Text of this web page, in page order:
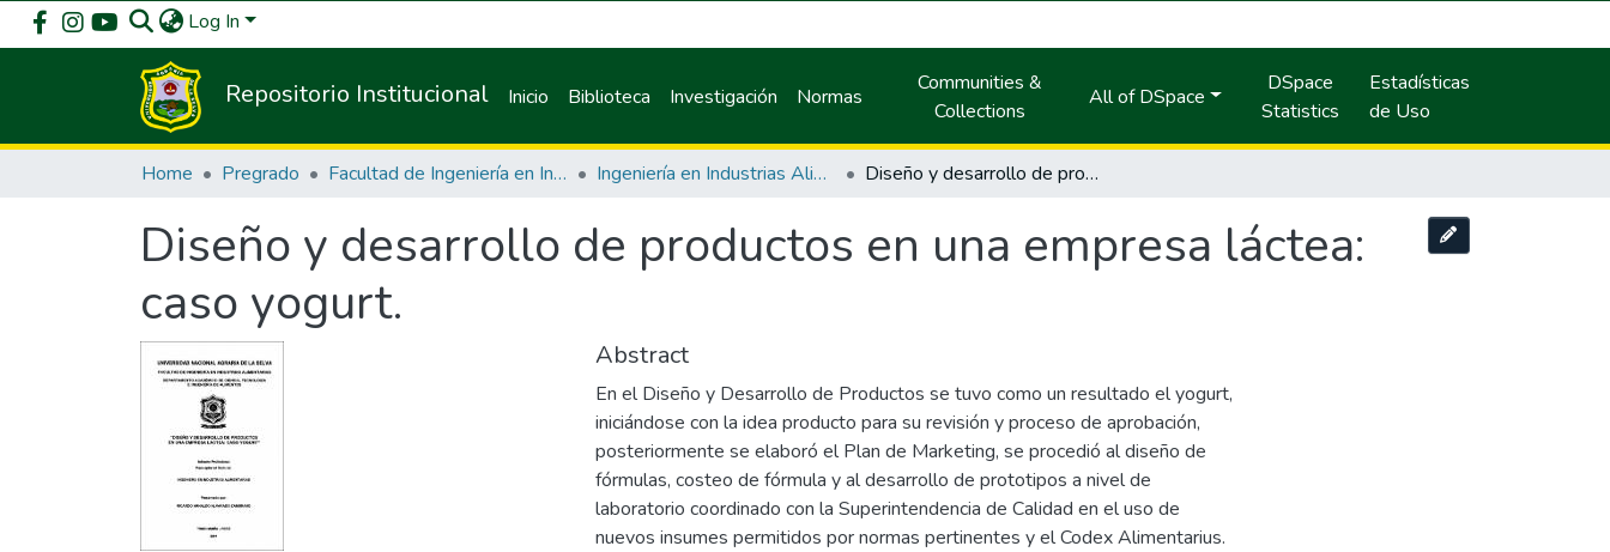
Log In
Repositorio Institucional Inicio Biblioteca Investigación Normas
Communities &
Collections
All of DSpace
DSpace
Statistics
Estadísticas
de Uso
Home Pregrado Facultad de Ingeniería en Industrias Alimentarias Ingeniería en Industrias Alimentarias Diseño y desarrollo de productos en una empresa láctea: caso yogurt.
Diseño y desarrollo de productos en una empresa láctea:
caso yogurt.
Abstract
En el Diseño y Desarrollo de Productos se tuvo como un resultado el yogurt,
iniciándose con la idea producto para su revisión y proceso de aprobación,
posteriormente se elaboró el Plan de Marketing, se procedió al diseño de
fórmulas, costeo de fórmula y al desarrollo de prototipos a nivel de
laboratorio coordinado con la Superintendencia de Calidad en el uso de
nuevos insumes permitidos por normas pertinentes y el Codex Alimentarius.